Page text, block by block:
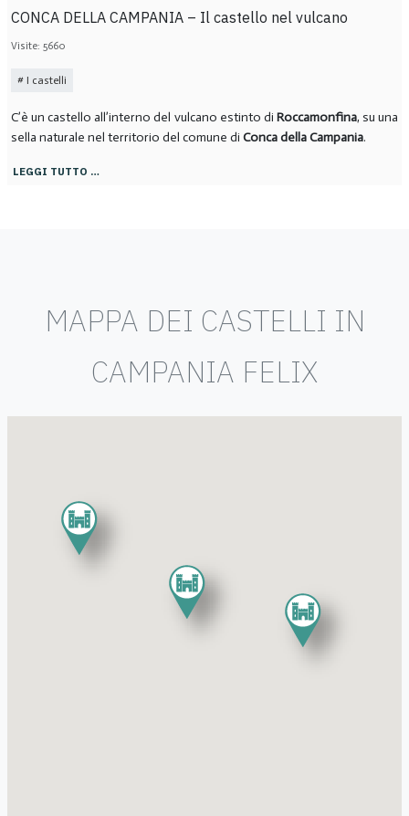
CONCA DELLA CAMPANIA – Il castello nel vulcano
Visite: 5660
I castelli
C’è un castello all’interno del vulcano estinto di Roccamonfina, su una
sella naturale nel territorio del comune di Conca della Campania.
LEGGI TUTTO …
MAPPA DEI CASTELLI IN
CAMPANIA FELIX